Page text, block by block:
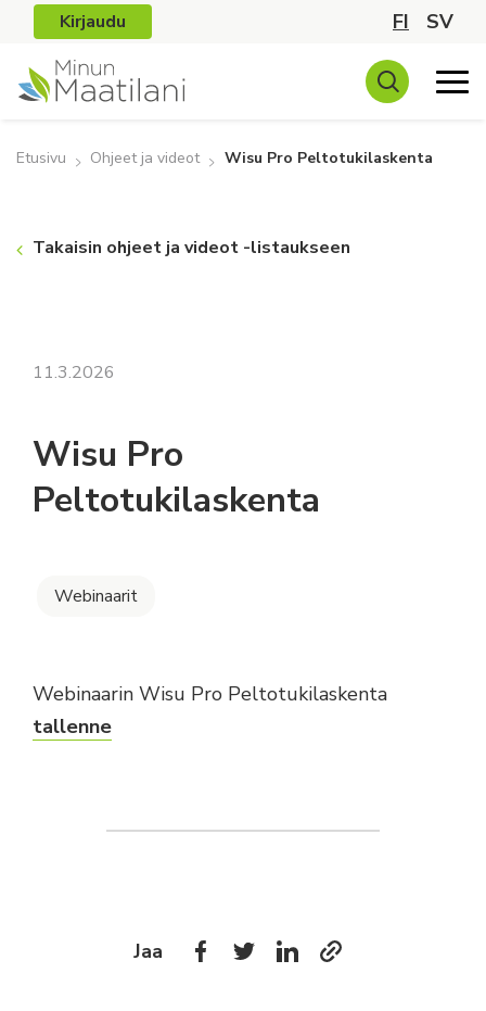
Kirjaudu FI SV
Etusivu Ohjeet ja videot Wisu Pro Peltotukilaskenta
Takaisin ohjeet ja videot -listaukseen
11.3.2026
Wisu Pro
Peltotukilaskenta
Webinaarit
Webinaarin Wisu Pro Peltotukilaskenta
tallenne
Jaa